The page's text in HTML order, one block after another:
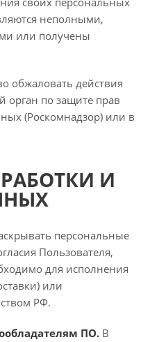
неполными,
или получены
обжаловать действия
по защите прав
(Роскомнадзор) или в
И
персональные
Пользователя,
для исполнения
или
РФ.
ПО. В